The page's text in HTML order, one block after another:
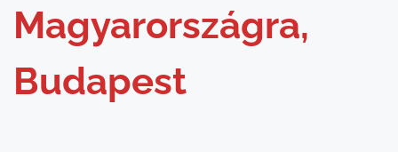
Magyarországra,
Budapest